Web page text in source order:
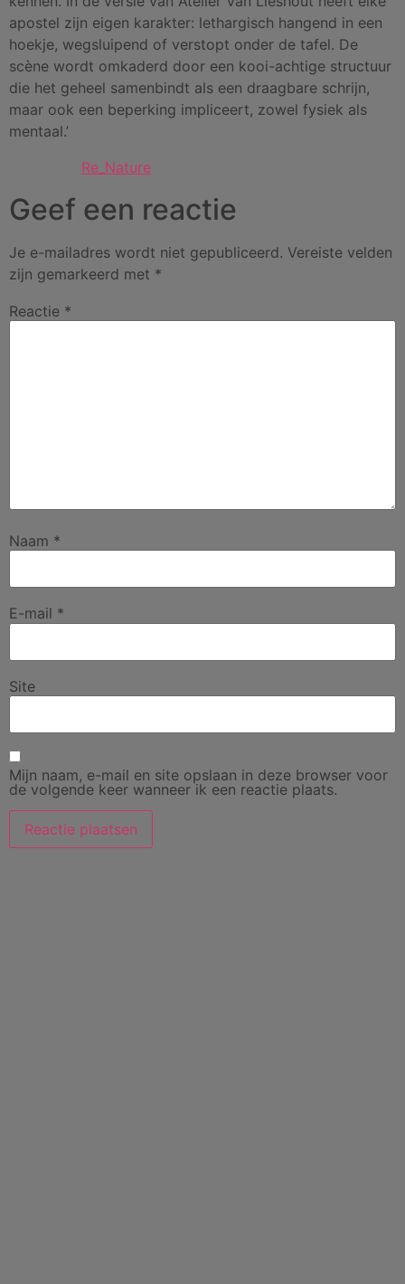
apostel zijn eigen karakter: lethargisch hangend in een
hoekje, wegsluipend of verstopt onder de tafel. De
scène wordt omkaderd door een kooi-achtige structuur
die het geheel samenbindt als een draagbare schrijn,
maar ook een beperking impliceert, zowel fysiek als
mentaal.’
Re_Nature
Geef een reactie
Je e-mailadres wordt niet gepubliceerd. Vereiste velden
zijn gemarkeerd met *
Reactie *
Naam *
E-mail *
Site
Mijn naam, e-mail en site opslaan in deze browser voor
de volgende keer wanneer ik een reactie plaats.